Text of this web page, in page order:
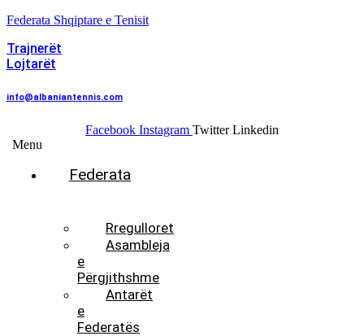
Federata Shqiptare e Tenisit
Trajnerët
Lojtarët
info@albaniantennis.com
Facebook Instagram Twitter Linkedin
Menu
Federata
Rregulloret
Asambleja
e
Përgjithshme
Antarët
e
Federatës